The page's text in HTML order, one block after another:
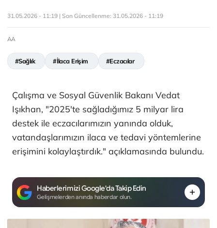
31.05.2026 - 11:19 | Son Güncellenme: 31.05.2026 - 11:19
AA
#Sağlık #İlaca Erişim #Eczacılar
Çalışma ve Sosyal Güvenlik Bakanı Vedat
Işıkhan, "2025'te sağladığımız 5 milyar lira
destek ile eczacılarımızın yanında olduk,
vatandaşlarımızın ilaca ve tedavi yöntemlerine
erişimini kolaylaştırdık." açıklamasında bulundu.
Haberlerimizi Google'da Takip Edin
Gelişmelerden anında haberdar olun.